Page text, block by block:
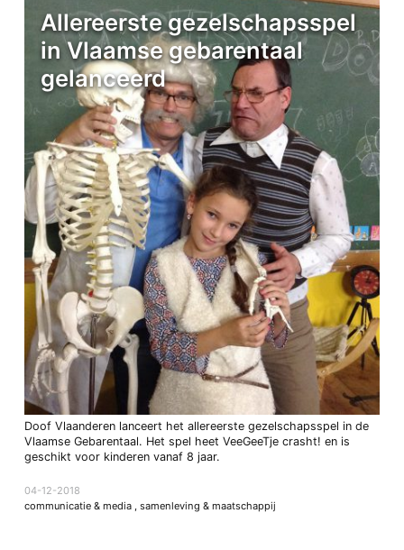
Allereerste gezelschapsspel
in Vlaamse gebarentaal
gelanceerd
Doof Vlaanderen lanceert het allereerste gezelschapsspel in de
Vlaamse Gebarentaal. Het spel heet VeeGeeTje crasht! en is
geschikt voor kinderen vanaf 8 jaar.
04-12-2018
communicatie & media , samenleving & maatschappij